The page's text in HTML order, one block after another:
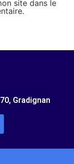
site dans le
Gradignan